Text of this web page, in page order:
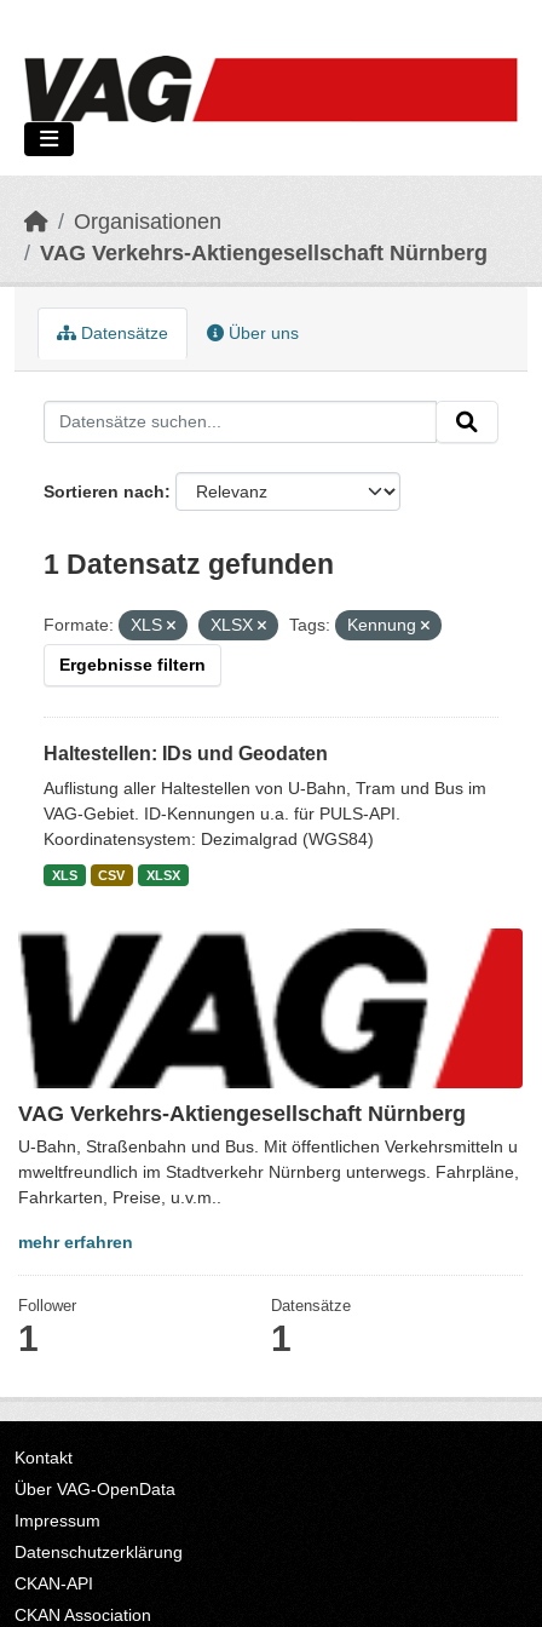
Organisationen
VAG Verkehrs-Aktiengesellschaft Nürnberg
VAG Verkehrs-Aktiengesellschaft Nürnberg
U-Bahn, Straßenbahn und Bus. Mit öffentlichen Verkehrsmitteln u
mweltfreundlich im Stadtverkehr Nürnberg unterwegs. Fahrpläne,
Fahrkarten, Preise, u.v.m..
mehr erfahren
Follower
1
Datensätze
1
Datensätze Über uns
Sortieren nach
1 Datensatz gefunden
Formate: XLS XLSX Tags: Kennung
Ergebnisse filtern
Haltestellen: IDs und Geodaten
Auflistung aller Haltestellen von U-Bahn, Tram und Bus im
VAG-Gebiet. ID-Kennungen u.a. für PULS-API.
Koordinatensystem: Dezimalgrad (WGS84)
XLS CSV XLSX
Kontakt
Über VAG-OpenData
Impressum
Datenschutzerklärung
CKAN-API
CKAN Association